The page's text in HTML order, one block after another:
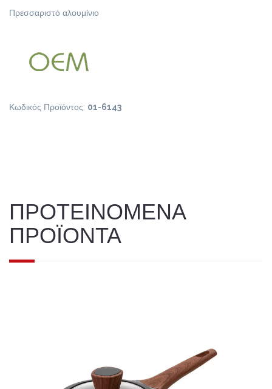
Πρεσσαριστό αλουμίνιο
Κωδικός Προϊόντος: 01-6143
ΠΡΟΤΕΙΝΟΜΕΝΑ
ΠΡΟΪΟΝΤΑ